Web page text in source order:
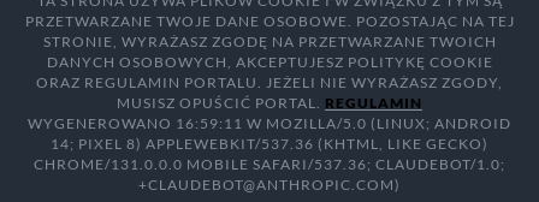
PRZETWARZANE TWOJE DANE OSOBOWE. POZOSTAJĄC NA TEJ
STRONIE, WYRAŻASZ ZGODĘ NA PRZETWARZANE TWOICH
DANYCH OSOBOWYCH, AKCEPTUJESZ POLITYKĘ COOKIE
ORAZ REGULAMIN PORTALU. JEŻELI NIE WYRAŻASZ ZGODY,
MUSISZ OPUŚCIĆ PORTAL. REGULAMIN
WYGENEROWANO 16:59:11 W MOZILLA/5.0 (LINUX; ANDROID
14; PIXEL 8) APPLEWEBKIT/537.36 (KHTML, LIKE GECKO)
CHROME/131.0.0.0 MOBILE SAFARI/537.36; CLAUDEBOT/1.0;
+CLAUDEBOT@ANTHROPIC.COM)